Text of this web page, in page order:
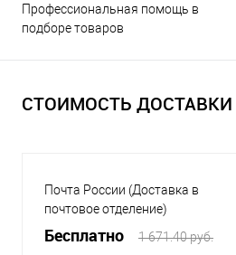
Профессиональная помощь в
подборе товаров
СТОИМОСТЬ ДОСТАВКИ
Почта России (Доставка в
почтовое отделение)
Бесплатно 1 671.40 руб.